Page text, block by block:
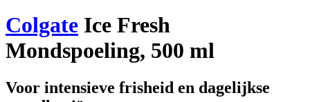
Colgate Ice Fresh
Mondspoeling, 500 ml
Voor intensieve frisheid en dagelijkse